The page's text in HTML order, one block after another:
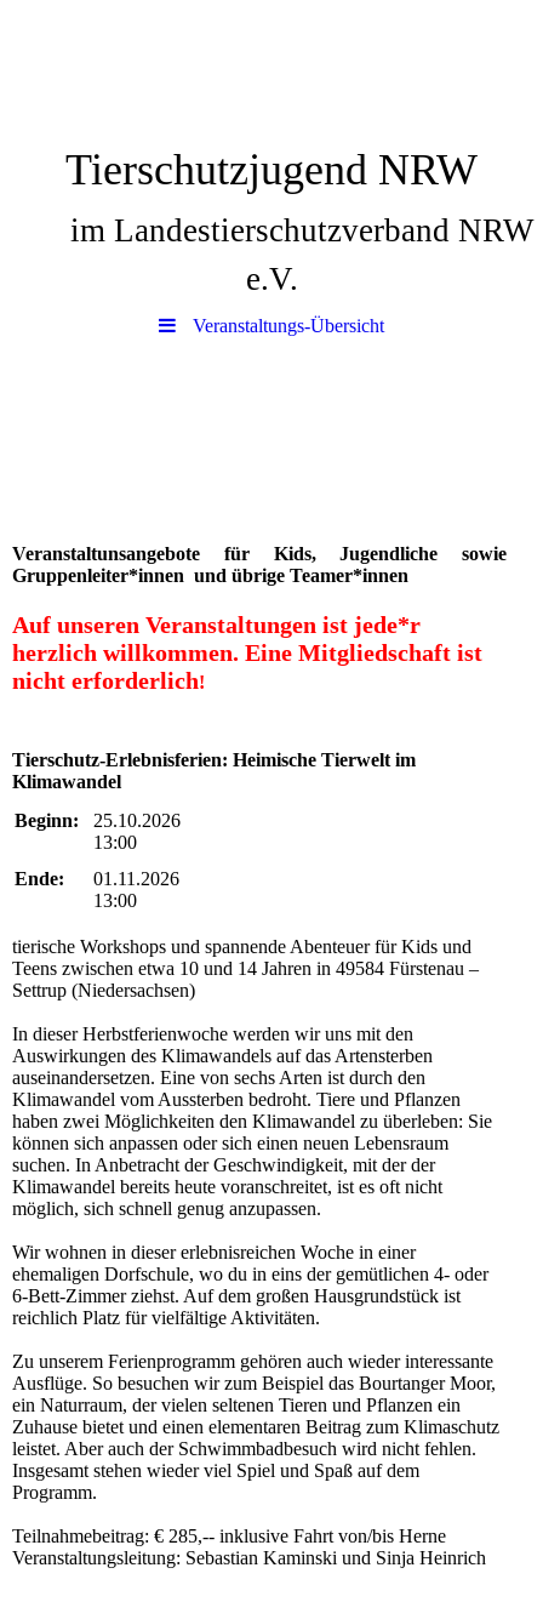
Tierschutzjugend NRW
im Landestierschutzverband NRW
e.V.
Veranstaltungs-Übersicht
Veranstaltunsangebote für Kids, Jugendliche sowie
Gruppenleiter*innen und übrige Teamer*innen
Auf unseren Veranstaltungen ist jede*r
herzlich willkommen. Eine Mitgliedschaft ist
nicht erforderlich!
Tierschutz-Erlebnisferien: Heimische Tierwelt im
Klimawandel
Beginn:
25.10.2026
13:00
Ende:
01.11.2026
13:00
tierische Workshops und spannende Abenteuer für Kids und
Teens zwischen etwa 10 und 14 Jahren in 49584 Fürstenau –
Settrup (Niedersachsen)
In dieser Herbstferienwoche werden wir uns mit den
Auswirkungen des Klimawandels auf das Artensterben
auseinandersetzen. Eine von sechs Arten ist durch den
Klimawandel vom Aussterben bedroht. Tiere und Pflanzen
haben zwei Möglichkeiten den Klimawandel zu überleben: Sie
können sich anpassen oder sich einen neuen Lebensraum
suchen. In Anbetracht der Geschwindigkeit, mit der der
Klimawandel bereits heute voranschreitet, ist es oft nicht
möglich, sich schnell genug anzupassen.
Wir wohnen in dieser erlebnisreichen Woche in einer
ehemaligen Dorfschule, wo du in eins der gemütlichen 4- oder
6-Bett-Zimmer ziehst. Auf dem großen Hausgrundstück ist
reichlich Platz für vielfältige Aktivitäten.
Zu unserem Ferienprogramm gehören auch wieder interessante
Ausflüge. So besuchen wir zum Beispiel das Bourtanger Moor,
ein Naturraum, der vielen seltenen Tieren und Pflanzen ein
Zuhause bietet und einen elementaren Beitrag zum Klimaschutz
leistet. Aber auch der Schwimmbadbesuch wird nicht fehlen.
Insgesamt stehen wieder viel Spiel und Spaß auf dem
Programm.
Teilnahmebeitrag: € 285,-- inklusive Fahrt von/bis Herne
Veranstaltungsleitung: Sebastian Kaminski und Sinja Heinrich